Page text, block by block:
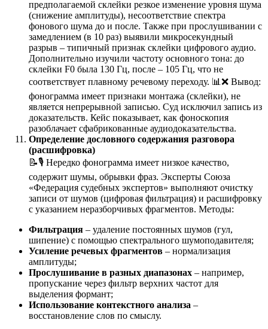
предполагаемой склейки резкое изменение уровня шума
(снижение амплитуды), несоответствие спектра
фонового шума до и после. Также при прослушивании с
замедлением (в 10 раз) выявили микросекундный
разрыв – типичный признак склейки цифрового аудио.
Дополнительно изучили частоту основного тона: до
склейки F0 была 130 Гц, после – 105 Гц, что не
соответствует плавному речевому переходу. 📊❌ Вывод:
фонограмма имеет признаки монтажа (склейки), не
является непрерывной записью. Суд исключил запись из
доказательств. Кейс показывает, как фоноскопия
разоблачает сфабрикованные аудиодоказательства.
Определение дословного содержания разговора
(расшифровка)
📝🎙️ Нередко фонограмма имеет низкое качество,
содержит шумы, обрывки фраз. Эксперты Союза
«Федерация судебных экспертов» выполняют очистку
записи от шумов (цифровая фильтрация) и расшифровку
с указанием неразборчивых фрагментов. Методы:
Фильтрация – удаление постоянных шумов (гул,
шипение) с помощью спектрального шумоподавителя;
Усиление речевых фрагментов – нормализация
амплитуды;
Прослушивание в разных диапазонах – например,
пропускание через фильтр верхних частот для
выделения формант;
Использование контекстного анализа –
восстановление слов по смыслу.